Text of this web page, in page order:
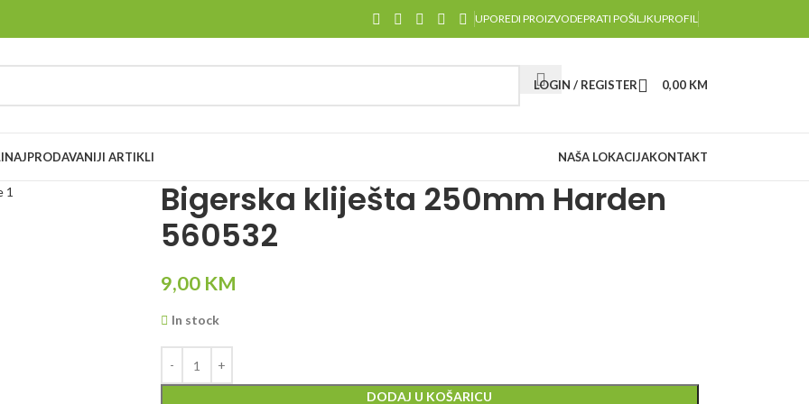
UPOREDI PROIZVODEPRATI POŠILJKUPROFIL
LOGIN / REGISTER 0,00 KM
NAJPRODAVANIJI ARTIKLI NAŠA LOKACIJAKONTAKT
Bigerska kliješta 250mm Harden
560532
9,00 KM
In stock
DODAJ U KOŠARICU